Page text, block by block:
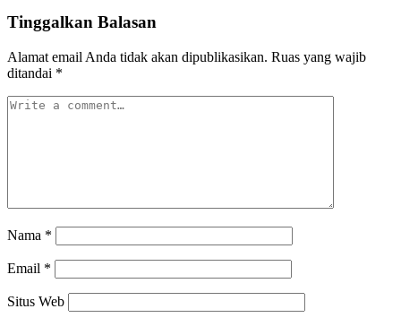
Tinggalkan Balasan
Alamat email Anda tidak akan dipublikasikan. Ruas yang wajib
ditandai *
Nama *
Email *
Situs Web